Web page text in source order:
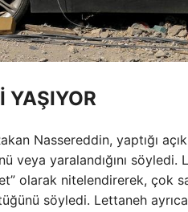
YAŞIYOR
Nassereddin, yaptığı
veya yaralandığını söyledi.
olarak nitelendirerek, çok
söyledi. Lettaneh